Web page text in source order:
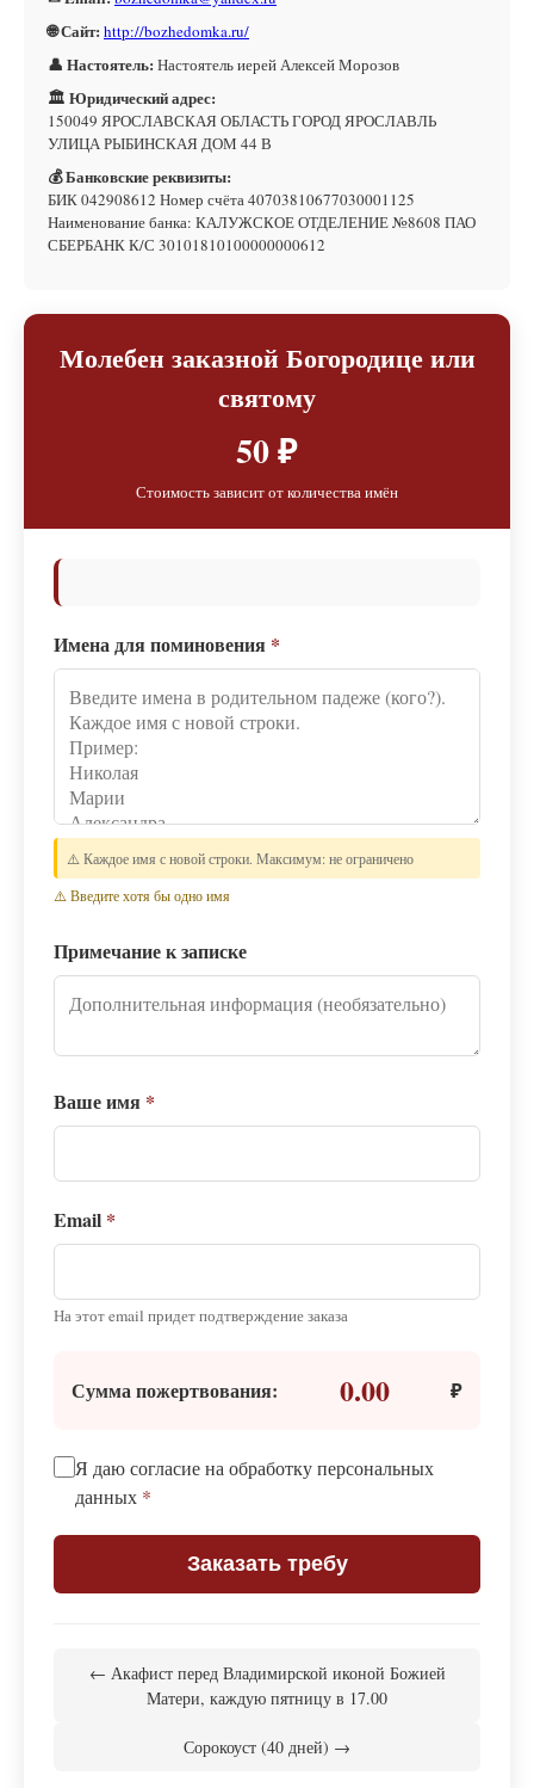
🌐 Сайт: http://bozhedomka.ru/
👤 Настоятель: Настоятель иерей Алексей Морозов
🏛 Юридический адрес:
150049 ЯРОСЛАВСКАЯ ОБЛАСТЬ ГОРОД ЯРОСЛАВЛЬ
УЛИЦА РЫБИНСКАЯ ДОМ 44 В
💰 Банковские реквизиты:
БИК 042908612 Номер счёта 40703810677030001125
Наименование банка: КАЛУЖСКОЕ ОТДЕЛЕНИЕ №8608 ПАО
СБЕРБАНК К/С 30101810100000000612
Молебен заказной Богородице или
святому
50 ₽
Стоимость зависит от количества имён
Имена для поминовения *
⚠️ Каждое имя с новой строки. Максимум: не ограничено
⚠️ Введите хотя бы одно имя
Примечание к записке
Ваше имя *
Email *
На этот email придет подтверждение заказа
Сумма пожертвования: 0.00 ₽
Я даю согласие на обработку персональных
данных *
Заказать требу
← Акафист перед Владимирской иконой Божией
Матери, каждую пятницу в 17.00
Сорокоуст (40 дней) →